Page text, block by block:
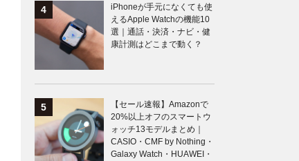
iPhoneが手元になくても使
えるApple Watchの機能10
選｜通話・決済・ナビ・健
康計測はどこまで動く？
【セール速報】Amazonで
20%以上オフのスマートウ
ォッチ13モデルまとめ｜
CASIO・CMF by Nothing・
Galaxy Watch・HUAWEI・